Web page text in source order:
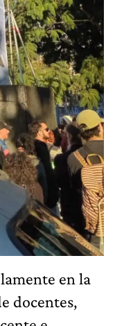
en la
docentes,